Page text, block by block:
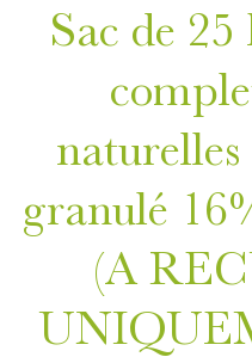
Sac de
granulé
(A